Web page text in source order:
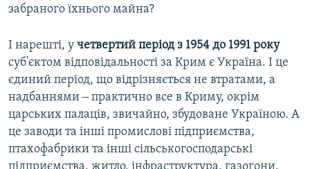
забраного їхнього майна?
І нарешті, у четвертий період з 1954 до 1991 року
суб'єктом відповідальності за Крим є Україна. І це
єдиний період, що відрізняється не втратами, а
надбаннями ‒ практично все в Криму, окрім
царських палаців, звичайно, збудоване Україною. А
це заводи та інші промислові підприємства,
птахофабрики та інші сільськогосподарські
підприємства, житло, інфраструктура, газогони,